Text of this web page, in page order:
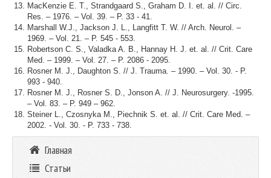
MacKenzie E. T., Strandgaard S., Graham D. I. et. al. // Circ.
Res. – 1976. – Vol. 39. – P. 33 - 41.
Marshall W.J., Jackson J. L., Langfitt T. W. // Arch. Neurol. –
1969. – Vol. 21. – P. 545 - 553.
Robertson C. S., Valadka A. B., Hannay H. J. et. al. // Crit. Care
Med. – 1999. – Vol. 27. – P. 2086 - 2095.
Rosner M. J., Daughton S. // J. Trauma. – 1990. – Vol. 30. - P.
993 - 940.
Rosner M. J., Rosner S. D., Jonson A. // J. Neurosurgery. -1995.
– Vol. 83. – P. 949 – 962.
Steiner L., Czosnyka M., Piechnik S. et. al. // Crit. Care Med. –
2002. - Vol. 30. - P. 733 - 738.
Главная
Статьи